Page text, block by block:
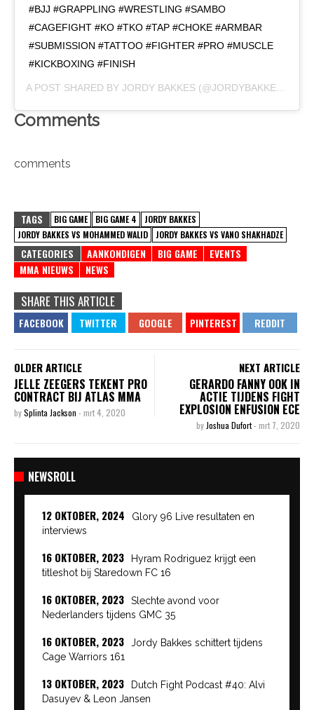
#BJJ #GRAPPLING #WRESTLING #SAMBO
#CAGEFIGHT #KO #TKO #TAP #CHOKE #ARMBAR
#SUBMISSION #TATTOO #FIGHTER #PRO #MUSCLE
#KICKBOXING #FINISH
A POST SHARED BY JORDY BAKKES (@JORDYBAKKES) ON
Comments
comments
TAGS BIG GAME BIG GAME 4
JORDY BAKKES
JORDY BAKKES VS MOHAMMED WALID
JORDY BAKKES VS VANO SHAKHADZE
CATEGORIES AANKONDIGEN BIG GAME
EVENTS
MMA NIEUWS
NEWS
SHARE THIS ARTICLE
OLDER ARTICLE
JELLE ZEEGERS TEKENT PRO
CONTRACT BIJ ATLAS MMA
bySplinta Jackson - mrt 4, 2020
NEXT ARTICLE
GERARDO FANNY OOK IN
ACTIE TIJDENS FIGHT
EXPLOSION ENFUSION ECE
by Joshua Dufort- mrt 7, 2020
NEWSROLL
12 OKTOBER, 2024
Glory 96 Live resultaten en
interviews
16 OKTOBER, 2023
Hyram Rodriguez krijgt een
titleshot bij Staredown FC 16
16 OKTOBER, 2023
Slechte avond voor
Nederlanders tijdens GMC 35
16 OKTOBER, 2023
Jordy Bakkes schittert tijdens
Cage Warriors 161
13 OKTOBER, 2023
Dutch Fight Podcast #40: Alvi
Dasuyev & Leon Jansen